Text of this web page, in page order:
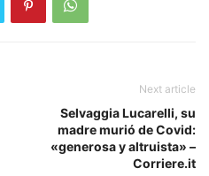
Next article
Selvaggia Lucarelli, su
madre murió de Covid:
«generosa y altruista» –
Corriere.it